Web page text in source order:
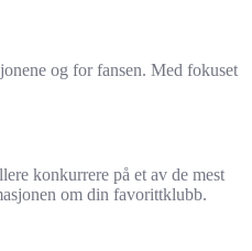
og for fansen. Med fokuset
konkurrere på et av de mest
om din favorittklubb.